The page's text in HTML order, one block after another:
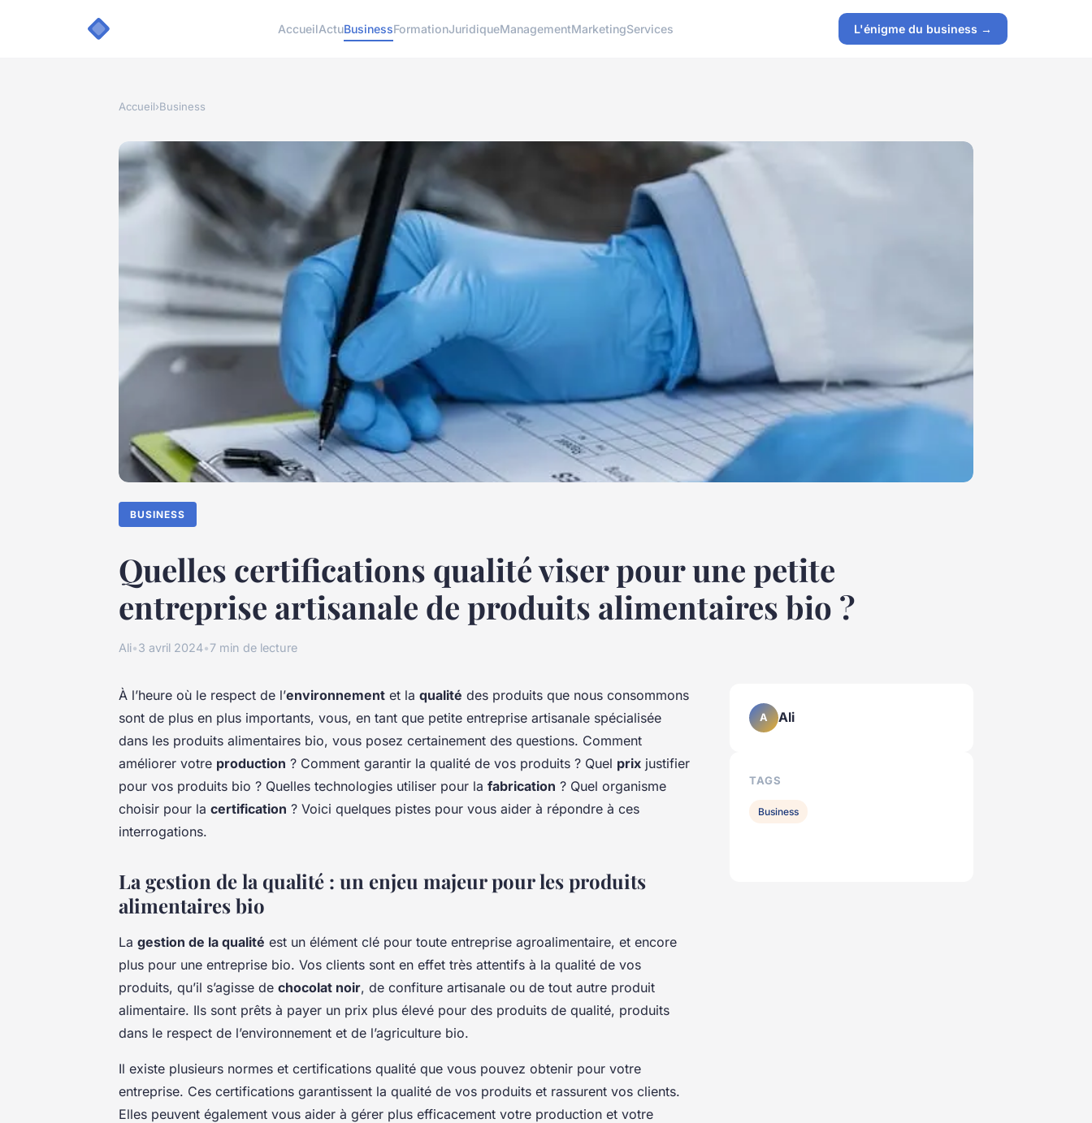
AccueilActuBusinessFormationJuridiqueManagementMarketingServices L'énigme du business →
Accueil›Business
BUSINESS
Quelles certifications qualité viser pour une petite
entreprise artisanale de produits alimentaires bio ?
Ali•3 avril 2024•7 min de lecture
À l’heure où le respect de l’environnement et la qualité des produits que nous consommons
sont de plus en plus importants, vous, en tant que petite entreprise artisanale spécialisée
dans les produits alimentaires bio, vous posez certainement des questions. Comment
améliorer votre production ? Comment garantir la qualité de vos produits ? Quel prix justifier
pour vos produits bio ? Quelles technologies utiliser pour la fabrication ? Quel organisme
choisir pour la certification ? Voici quelques pistes pour vous aider à répondre à ces
interrogations.
La gestion de la qualité : un enjeu majeur pour les produits
alimentaires bio
La gestion de la qualité est un élément clé pour toute entreprise agroalimentaire, et encore
plus pour une entreprise bio. Vos clients sont en effet très attentifs à la qualité de vos
produits, qu’il s’agisse de chocolat noir, de confiture artisanale ou de tout autre produit
alimentaire. Ils sont prêts à payer un prix plus élevé pour des produits de qualité, produits
dans le respect de l’environnement et de l’agriculture bio.
Il existe plusieurs normes et certifications qualité que vous pouvez obtenir pour votre
entreprise. Ces certifications garantissent la qualité de vos produits et rassurent vos clients.
Elles peuvent également vous aider à gérer plus efficacement votre production et votre
A Ali
TAGS
Business